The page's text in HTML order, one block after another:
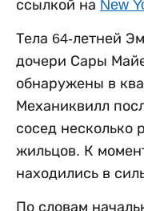
ссылкой на New
Тела 64-летней
дочери Сары
обнаружены в
Механиквилл
сосед несколько
жильцов. К
находились в
По словам